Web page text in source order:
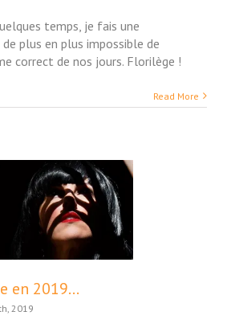
temps, je fais une
plus en plus impossible de
correct de nos jours. Florilège !
Read More
en 2019…
2019